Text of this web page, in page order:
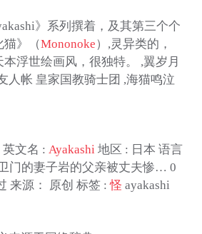
》系列撰着，及其第三个个
猫》（Mononoke）,灵异类的，
浮世绘画风，很独特。 ,翼岁月
人帐 皇家国教骑士团 ,海猫鸣泣
英文名 : Ayakashi地区 : 日本 语言
门的妻子岩的父亲被丈夫惨… 0
来源： 原创 标签 :怪 ayakashi